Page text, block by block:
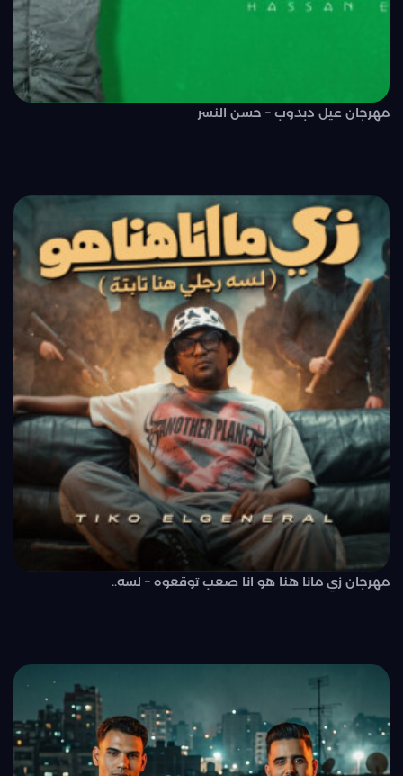
مهرجان عيل دبدوب – حسن النسر
مهرجان زي مانا هنا هو انا صعب توقعوه – لسه..